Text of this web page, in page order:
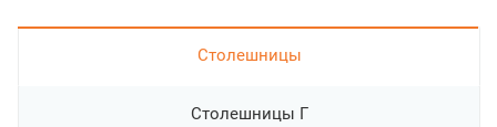
Cтолешницы
Столешницы Г